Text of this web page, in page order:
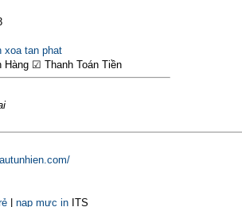
☑ Thanh Toán Tiền
| nạp mực in ITS